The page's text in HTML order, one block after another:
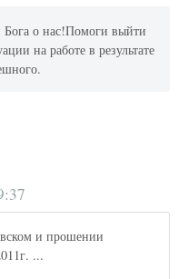
о нас!Помоги выйти
на работе в результате
и прошении
...